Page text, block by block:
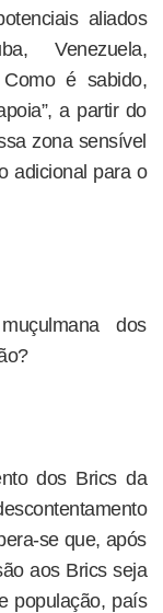
aliados
Venezuela,
é sabido,
a partir do
zona sensível
adicional para o
dos
dos Brics da
se que, após
aos Brics seja
população, país